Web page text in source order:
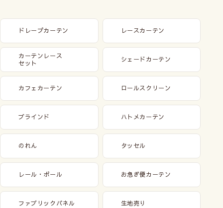
ドレープカーテン レースカーテン
カーテンレース
セット
シェードカーテン
カフェカーテン ロールスクリーン
ブラインド ハトメカーテン
のれん タッセル
レール・ポール お急ぎ便カーテン
ファブリックパネル 生地売り